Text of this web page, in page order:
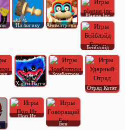
На логику Аниматроник
Plague Inc
Бейблэйд
Хагги Вагги
Зомботрон
Отряд Котят
Поп Ит
Бен